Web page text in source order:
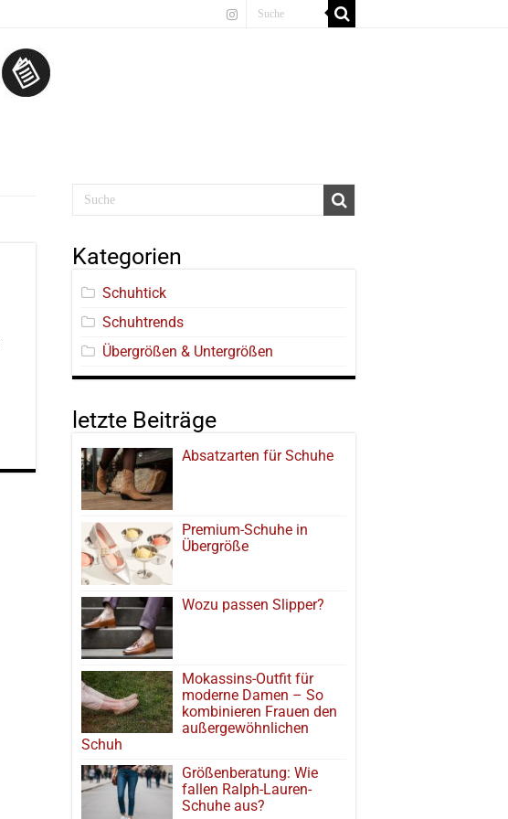
Kategorien
Schuhtick
Schuhtrends
Übergrößen & Untergrößen
letzte Beiträge
Absatzarten für Schuhe
Premium-Schuhe in
Übergröße
Wozu passen Slipper?
Mokassins-Outfit für
moderne Damen – So
kombinieren Frauen den
außergewöhnlichen
Schuh
Größenberatung: Wie
fallen Ralph-Lauren-
Schuhe aus?